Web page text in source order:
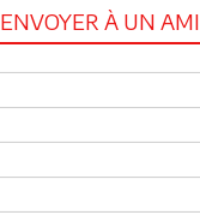
ENVOYER À UN AMI